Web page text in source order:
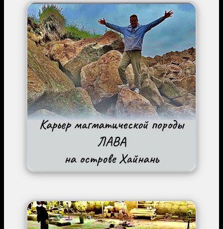
Image
Image